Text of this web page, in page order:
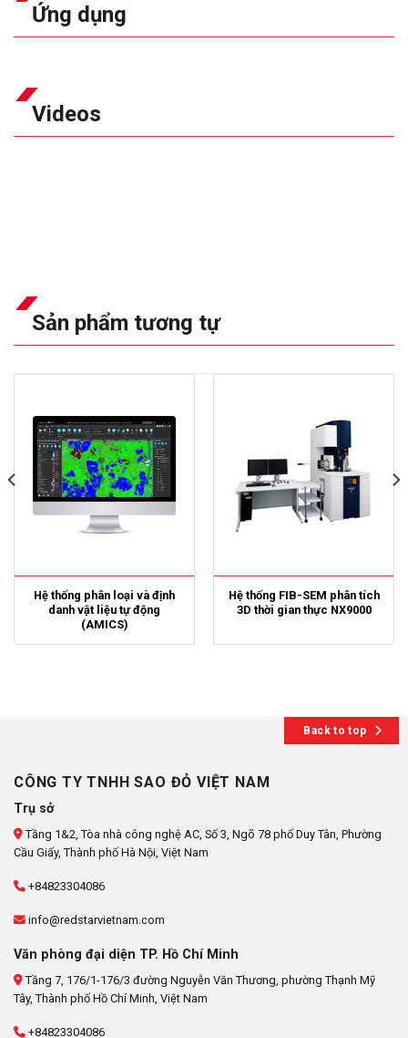
Ứng dụng
Videos
Sản phẩm tương tự
Hệ thống phân loại và định
danh vật liệu tự động
(AMICS)
Hệ thống FIB-SEM phân tích
3D thời gian thực NX9000
Back to top
CÔNG TY TNHH SAO ĐỎ VIỆT NAM
Trụ sở
Tầng 1&2, Tòa nhà công nghệ AC, Số 3, Ngõ 78 phố Duy Tân, Phường
Cầu Giấy, Thành phố Hà Nội, Việt Nam
+84823304086
info@redstarvietnam.com
Văn phòng đại diện TP. Hồ Chí Minh
Tầng 7, 176/1-176/3 đường Nguyễn Văn Thương, phường Thạnh Mỹ
Tây, Thành phố Hồ Chí Minh, Việt Nam
+84823304086